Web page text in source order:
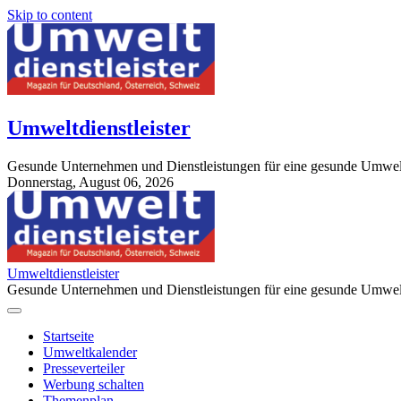
Skip to content
Umweltdienstleister
Gesunde Unternehmen und Dienstleistungen für eine gesunde
Donnerstag, August 06, 2026
StuttgartApotheke.com
Umweltdienstleister
Gesunde Unternehmen und Dienstleistungen für eine gesunde
Startseite
Umweltkalender
Presseverteiler
Werbung schalten